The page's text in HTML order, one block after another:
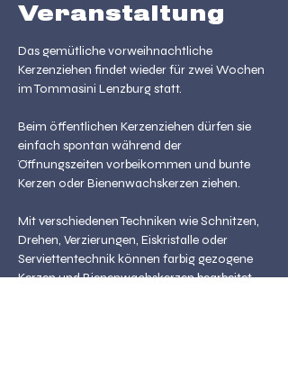
Veranstaltung
Das gemütliche vorweihnachtliche
Kerzenziehen findet wieder für zwei Wochen
im Tommasini Lenzburg statt.
Beim öffentlichen Kerzenziehen dürfen sie
einfach spontan während der
Öffnungszeiten vorbeikommen und bunte
Kerzen oder Bienenwachskerzen ziehen.
Mit verschiedenen Techniken wie Schnitzen,
Drehen, Verzierungen, Eiskristalle oder
Serviettentechnik können farbig gezogene
Kerzen und Bienenwachskerzen bearbeitet